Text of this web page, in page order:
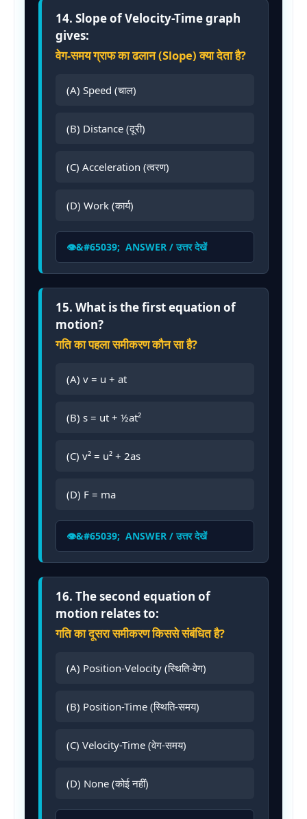
14. Slope of Velocity-Time graph
gives:
वेग-समय ग्राफ का ढलान (Slope) क्या देता है?
(A) Speed (चाल)
(B) Distance (दूरी)
(C) Acceleration (त्वरण)
(D) Work (कार्य)
ANSWER / उत्तर देखें
15. What is the first equation of
motion?
गति का पहला समीकरण कौन सा है?
(A) v = u + at
(B) s = ut + ½at²
(C) v² = u² + 2as
(D) F = ma
ANSWER / उत्तर देखें
16. The second equation of
motion relates to:
गति का दूसरा समीकरण किससे संबंधित है?
(A) Position-Velocity (स्थिति-वेग)
(B) Position-Time (स्थिति-समय)
(C) Velocity-Time (वेग-समय)
(D) None (कोई नहीं)